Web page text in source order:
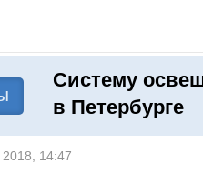
Систему
в Петербурге
14:47